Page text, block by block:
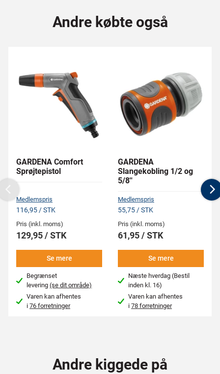
Andre købte også
GARDENA Comfort
Sprøjtepistol
Medlemspris
116,95 / STK
Pris (inkl. moms)
129,95 / STK
Se mere
Begrænset
levering(se dit område)
Varen kan afhentes
i76 forretninger
GARDENA
Slangekobling 1/2 og
5/8''
Medlemspris
55,75 / STK
Pris (inkl. moms)
61,95 / STK
Se mere
Næste hverdag (Bestil
inden kl. 16)
Varen kan afhentes
i78 forretninger
Previous
Andre kiggede på